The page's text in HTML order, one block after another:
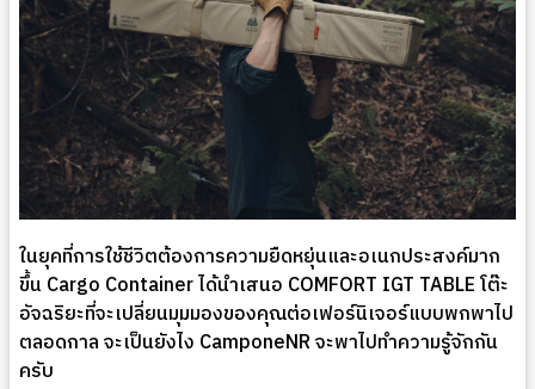
ในยุคที่การใช้ชีวิตต้องการความยืดหยุ่นและอเนกประสงค์มาก
ขึ้น Cargo Container ได้นำเสนอ COMFORT IGT TABLE โต๊ะ
อัจฉริยะที่จะเปลี่ยนมุมมองของคุณต่อเฟอร์นิเจอร์แบบพกพาไป
ตลอดกาล จะเป็นยังไง CamponeNR จะพาไปทำความรู้จักกัน
ครับ